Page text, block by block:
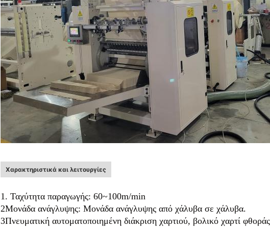
Χαρακτηριστικά και λειτουργίες
1. Ταχύτητα παραγωγής: 60~100m/min
2Μονάδα ανάγλυψης: Μονάδα ανάγλυψης από χάλυβα σε χάλυβα.
3Πνευματική αυτοματοποιημένη διάκριση χαρτιού, βολικό χαρτί